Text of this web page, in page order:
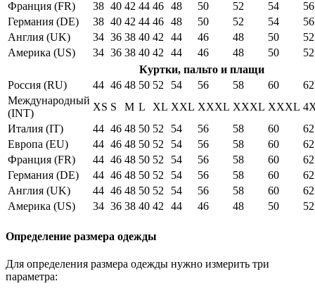
Франция (FR)
38 40 42 44 46 48 50 52 54
56
Германия (DE)
38 40 42 44 46 48 50 52 54
56
Англия (UK)
34 36 38 40 42 44 46 48 50
52
Америка (US)
34 36 38 40 42 44 46 48 50
52
Куртки, пальто и плащи
Россия (RU)
44 46 48 50 52 54 56 58 60
62
Международный
(INT)
XS S M L XL XXL XXXL XXXL XXXL
Италия (IT)
44 46 48 50 52 54 56 58 60
62
Европа (EU)
44 46 48 50 52 54 56 58 60
62
Франция (FR)
44 46 48 50 52 54 56 58 60
62
Германия (DE)
44 46 48 50 52 54 56 58 60
62
Англия (UK)
44 46 48 50 52 54 56 58 60
62
Америка (US)
34 36 38 40 42 44 46 48 50 52
Определение размера одежды
Для определения размера одежды нужно измерить три
параметра: